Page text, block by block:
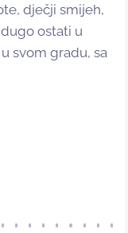
dječji smijeh,
ostati u
svom gradu, sa